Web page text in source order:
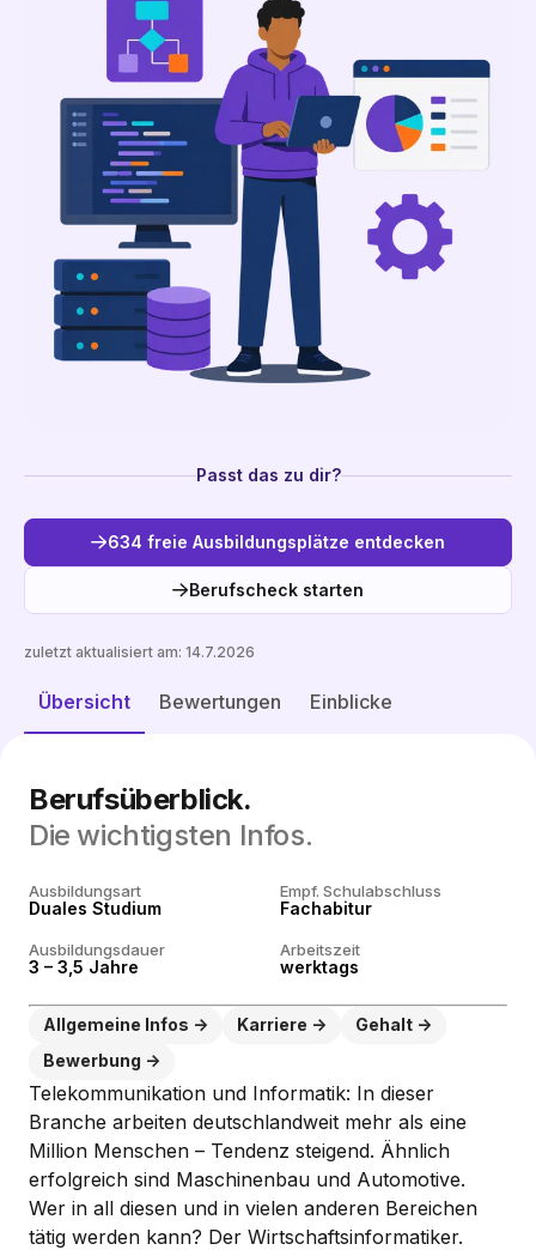
Passt das zu dir?
634 freie Ausbildungsplätze entdecken
Berufscheck starten
Übersicht Bewertungen Einblicke
zuletzt aktualisiert am: 14.7.2026
Freie Plätze entdecken
Berufsüberblick.
Die wichtigsten Infos.
Ausbildungsart
Duales Studium
Empf. Schulabschluss
Fachabitur
Ausbildungsdauer
3 – 3,5 Jahre
Arbeitszeit
werktags
Allgemeine Infos Karriere
Gehalt
Bewerbung
Telekommunikation und Informatik: In dieser
Branche arbeiten deutschlandweit mehr als eine
Million Menschen – Tendenz steigend. Ähnlich
erfolgreich sind Maschinenbau und Automotive.
Wer in all diesen und in vielen anderen Bereichen
tätig werden kann? Der Wirtschaftsinformatiker.